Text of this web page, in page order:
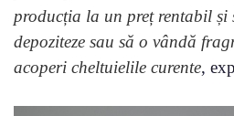
producția la un preț rentabil și
depoziteze sau să o vândă
acoperi cheltuielile curente,